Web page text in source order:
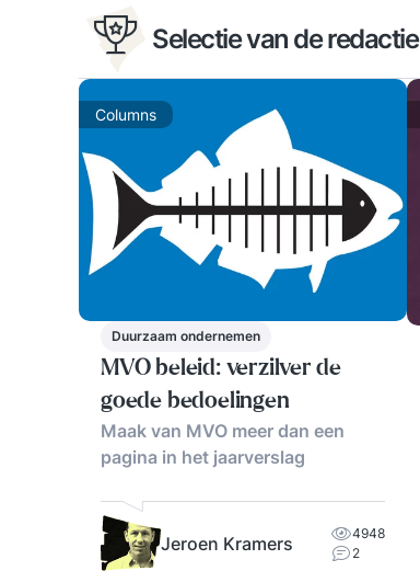
Selectie van de redactie
Columns
Duurzaam ondernemen
MVO beleid: verzilver de
goede bedoelingen
Maak van MVO meer dan een
pagina in het jaarverslag
Jeroen Kramers
4948
2